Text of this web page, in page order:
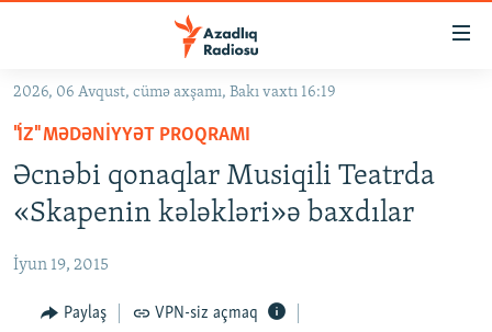
Əsas
qayıt
Əsas
naviqasiyaya
qayıt
Axtarışa
keç
GÜNDƏM
#İZAHLA
KORRUPSIOMETR
#ƏSLINDƏ
FƏRQƏ BAX
QANUNI DOĞRU
2026, 06 Avqust, cümə axşamı, Bakı vaxtı 16:19
"İZ" MƏDƏNIYYƏT PROQRAMI
Əcnəbi qonaqlar Musiqili Teatrda
«Skapenin kələkləri»ə baxdılar
İyun 19, 2015
Paylaş VPN-siz açmaq